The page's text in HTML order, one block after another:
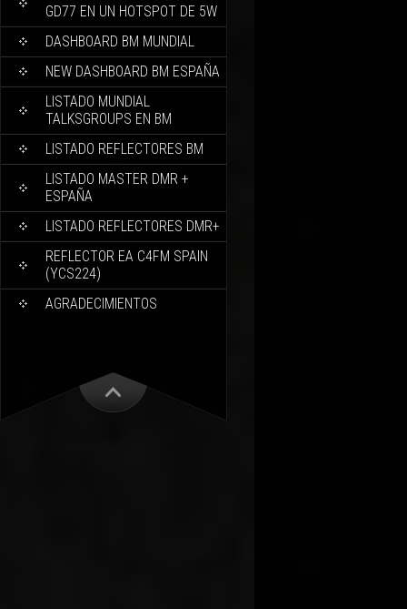
GD77 EN UN HOTSPOT DE 5W
DASHBOARD BM MUNDIAL
NEW DASHBOARD BM ESPAÑA
LISTADO MUNDIAL
TALKSGROUPS EN BM
LISTADO REFLECTORES BM
LISTADO MASTER DMR +
ESPAÑA
LISTADO REFLECTORES DMR+
REFLECTOR EA C4FM SPAIN
(YCS224)
AGRADECIMIENTOS